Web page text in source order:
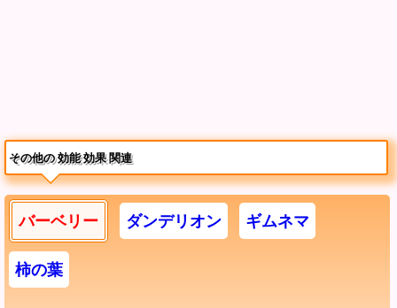
その他の 効能 効果 関連
バーベリー ダンデリオン ギムネマ
柿の葉